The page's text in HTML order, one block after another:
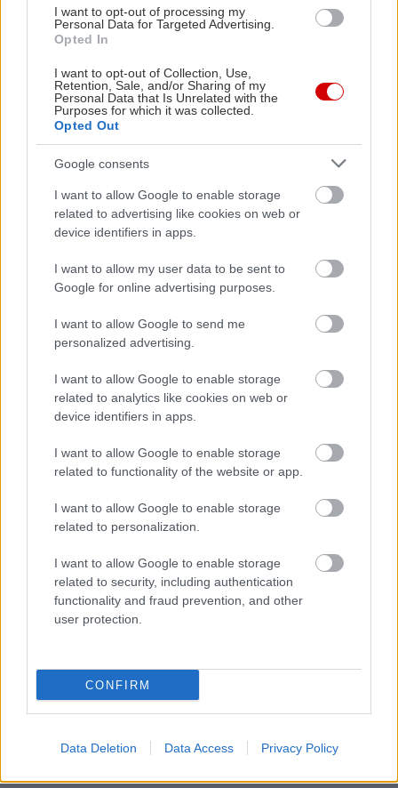
I want to opt-out of processing my
Personal Data for Targeted Advertising.
Opted In
I want to opt-out of Collection, Use,
Retention, Sale, and/or Sharing of my
Personal Data that Is Unrelated with the
Purposes for which it was collected.
Opted Out
Google consents
I want to allow Google to enable storage
related to advertising like cookies on web or
device identifiers in apps.
I want to allow my user data to be sent to
Google for online advertising purposes.
I want to allow Google to send me
personalized advertising.
I want to allow Google to enable storage
related to analytics like cookies on web or
device identifiers in apps.
I want to allow Google to enable storage
related to functionality of the website or app.
I want to allow Google to enable storage
related to personalization.
I want to allow Google to enable storage
related to security, including authentication
functionality and fraud prevention, and other
user protection.
CONFIRM
Data Deletion Data Access Privacy Policy
Δείτε ακόμη